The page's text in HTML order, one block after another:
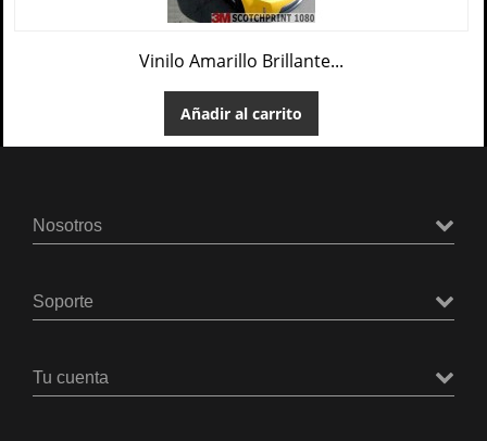
Vinilo Amarillo Brillante...
Añadir al carrito
Nosotros
Soporte
Tu cuenta